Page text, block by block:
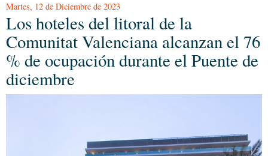
Martes, 12 de Diciembre de 2023
Los hoteles del litoral de la
Comunitat Valenciana alcanzan el 76
% de ocupación durante el Puente de
diciembre